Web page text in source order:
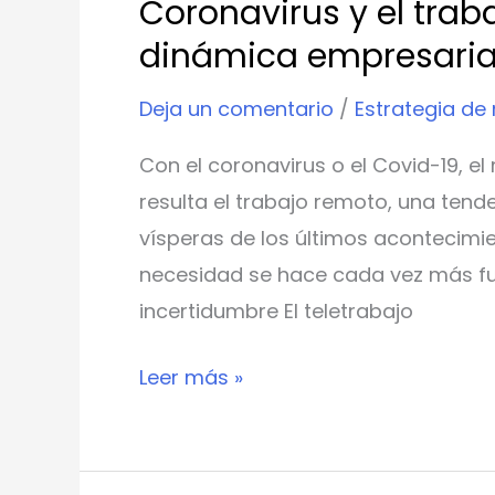
Coronavirus y el
dinámica
Deja un comentario / Estrategia de
Con el coronavirus o el Covid-19,
resulta el trabajo remoto, una
vísperas de los últimos
necesidad se hace cada vez más
incertidumbre El teletrabajo
Leer más »